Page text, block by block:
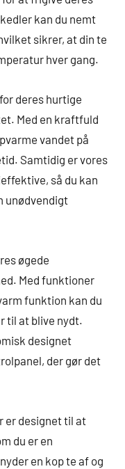
kan du nemt
sikrer, at din te
hver gang.
deres hurtige
Med en kraftfuld
vandet på
Samtidig er vores
så du kan
unødvendigt
øgede
Med funktioner
funktion kan du
til at blive nydt.
designet
der gør det
er designet til at
du er en
en kop te af og